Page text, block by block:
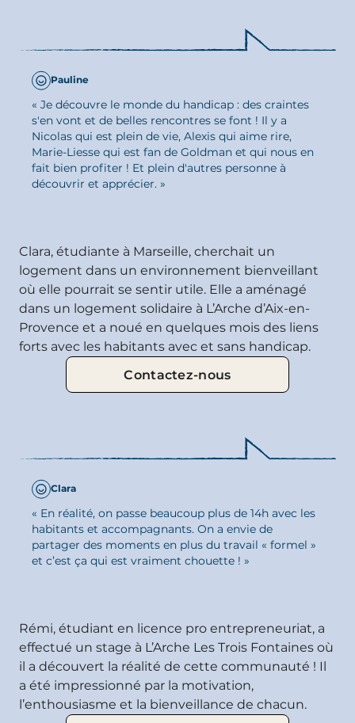
Pauline
« Je découvre le monde du handicap : des craintes
s'en vont et de belles rencontres se font ! Il y a
Nicolas qui est plein de vie, Alexis qui aime rire,
Marie-Liesse qui est fan de Goldman et qui nous en
fait bien profiter ! Et plein d'autres personne à
découvrir et apprécier. »
UNE EXPÉRIENCE
DE COLOC’
Clara, étudiante à Marseille, cherchait un
logement dans un environnement bienveillant
où elle pourrait se sentir utile. Elle a aménagé
dans un logement solidaire à L’Arche d’Aix-en-
Provence et a noué en quelques mois des liens
forts avec les habitants avec et sans handicap.
Contactez-nous
Clara
« En réalité, on passe beaucoup plus de 14h avec les
habitants et accompagnants. On a envie de
partager des moments en plus du travail « formel »
et c’est ça qui est vraiment chouette ! »
UN STAGE QUI
FAIT LA
DIFFÉRENCE
Rémi, étudiant en licence pro entrepreneuriat, a
effectué un stage à L’Arche Les Trois Fontaines où
il a découvert la réalité de cette communauté ! Il
a été impressionné par la motivation,
l’enthousiasme et la bienveillance de chacun.